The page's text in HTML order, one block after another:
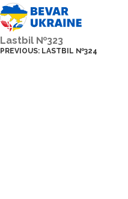
Lastbil №323
PREVIOUS: LASTBIL №324